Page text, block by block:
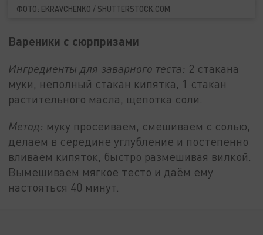
ФОТО: EKRAVCHENKO / SHUTTERSTOCK.COM
Вареники с сюрпризами
Ингредиенты для заварного теста: 2 стакана
муки, неполный стакан кипятка, 1 стакан
растительного масла, щепотка соли.
Метод: муку просеиваем, смешиваем с солью,
делаем в середине углубление и постепенно
вливаем кипяток, быстро размешивая вилкой.
Вымешиваем мягкое тесто и даём ему
настояться 40 минут.